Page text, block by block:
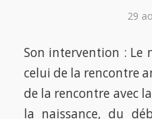
29
Son intervention : Le
celui de la rencontre
de la rencontre avec
la naissance, du